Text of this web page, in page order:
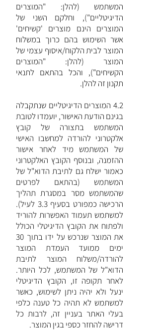
המשתמש (להלן: "המוצרים
הדיגיטליים"), וחלקם השני של
המוצרים הינם מוצרים 'קשיחים'
אשר השימוש בהם כרוך במשלוח
המוצר לבית הלקוח/איסוף עצמי של
המוצר (להלן: "המוצרים
הקשיחים"), והכל בהתאם לתנאי
תקנון זה להלן.
4.2 המוצרים הדיגיטליים שנתקבלה
בגינם הודעת האישור, יועמדו לטובת
המשתמש בתצורה של קובץ
אלקטרוני להורדה למחשבו האישי
של המשתמש מיד לאחר אישור
ההזמנה, ובנוסף הקובץ האלקטרוני
כאמור ישלח גם לתיבת הדוא"ל של
המשתמש (בהתאם לפרטים
שהמשתמש מסר במסגרת תהליך
הרכישה כמפורט בסעיף 3.3 לעיל).
למשתמש תעמוד האפשרות להוריד
ולפתוח את הקובץ הדיגיטלי הכולל
את המוצר שנרכש על ידו בתוך 30
ימים ממועד העמדת המוצר
להורדה/משלוח המוצר לתיבת
הדוא"ל של המשתמש, לכל היותר.
לאחר תקופה זו, הקובץ הדיגיטלי
ינעל ולא יהיה ניתן לשימוש, כאשר
למשתמש לא תהיה כל טענה כלפי
בעלי האתר בעניין זה, לרבות כל
דרישה להחזר כספי בגין המוצר.